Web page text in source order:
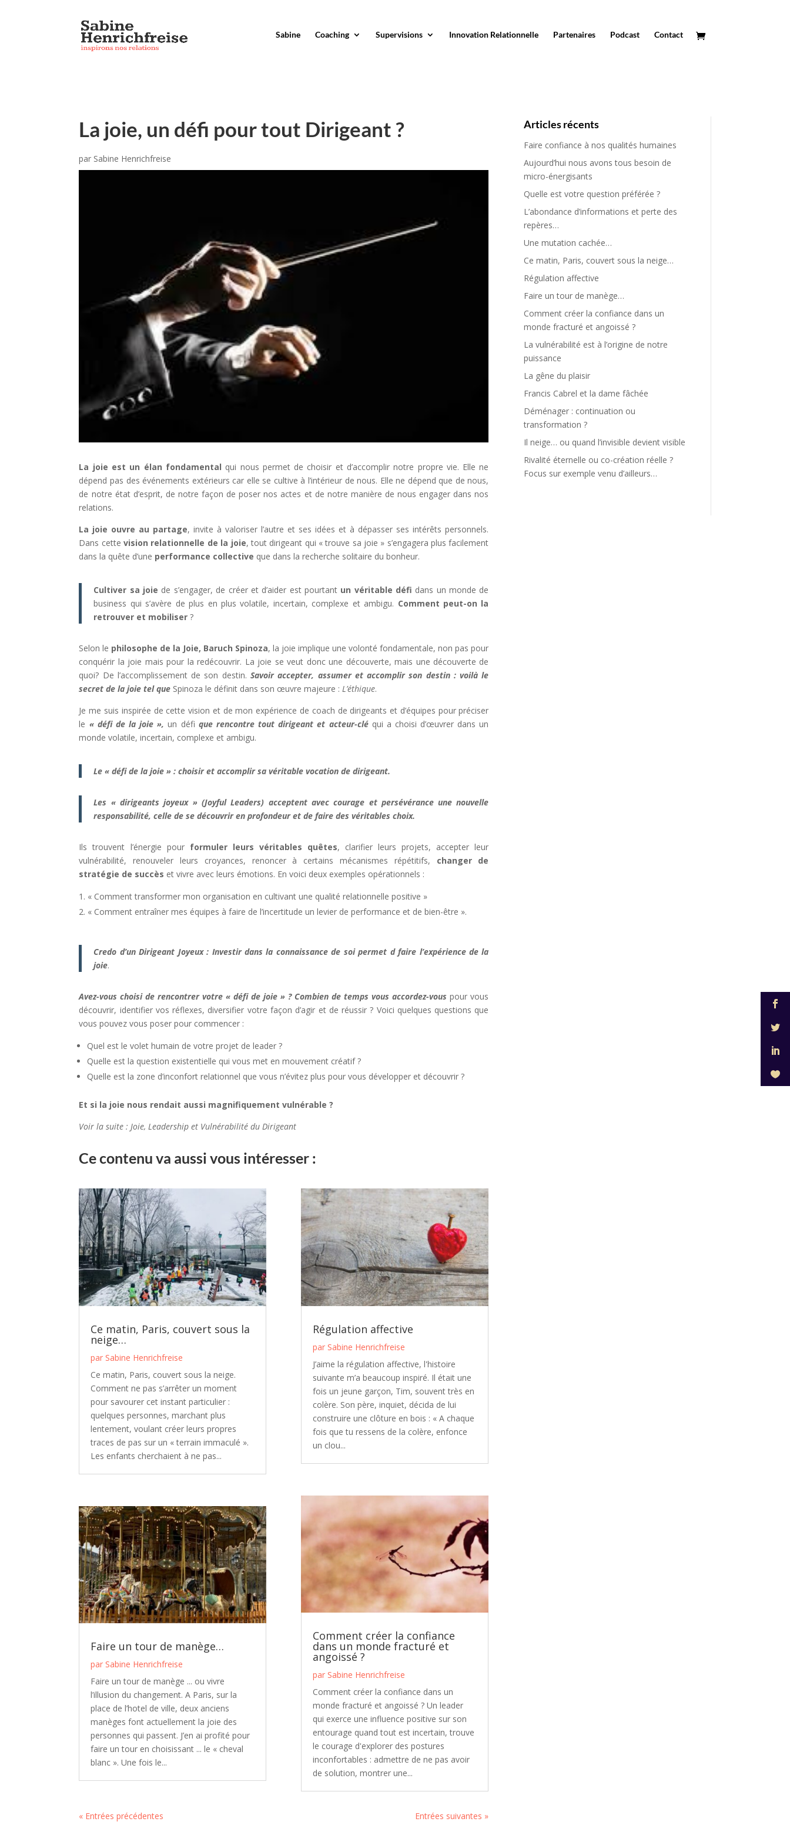
Sabine Coaching Supervisions Innovation Relationnelle Partenaires Podcast Contact
La joie, un défi pour tout Dirigeant ?
par Sabine Henrichfreise
La joie est un élan fondamental qui nous permet de choisir et d’accomplir notre propre vie. Elle ne
dépend pas des événements extérieurs car elle se cultive à l’intérieur de nous. Elle ne dépend que de nous,
de notre état d’esprit, de notre façon de poser nos actes et de notre manière de nous engager dans nos
relations.
La joie ouvre au partage, invite à valoriser l’autre et ses idées et à dépasser ses intérêts personnels.
Dans cettevision relationnelle de la joie, tout dirigeant qui « trouve sa joie » s’engagera plus facilement
dans la quête d’une performance collective que dans la recherche solitaire du bonheur.
Cultiver sa joie de s’engager, de créer et d’aider est pourtant un véritable défi dans un monde de
business qui s’avère de plus en plus volatile, incertain, complexe et ambigu. Comment peut-on la
retrouver et mobiliser?
Selon le philosophe de la Joie, Baruch Spinoza, la joie implique une volonté fondamentale, non pas pour
conquérir la joie mais pour la redécouvrir. La joie se veut donc une découverte, mais une découverte de
quoi? De l’accomplissement de son destin.Savoir accepter, assumer et accomplir son destin : voilà le
secret de la joie tel que Spinoza le définit dans son œuvre majeure :L’éthique.
Je me suis inspirée de cette vision et de mon expérience de coach de dirigeants et d’équipes pour préciser
le « défi de la joie »,un défi que rencontre tout dirigeant et acteur-clé qui a choisi d’œuvrer dans un
monde volatile, incertain, complexe et ambigu.
Le « défi de la joie » :choisir et accomplir sa véritable vocation de dirigeant.
Les « dirigeants joyeux » (Joyful Leaders) acceptent avec courage et persévérance une nouvelle
responsabilité, celle de se découvrir en profondeur et de faire des véritables choix.
Ils trouvent l’énergie pour formuler leurs véritables quêtes, clarifier leurs projets, accepter leur
vulnérabilité, renouveler leurs croyances, renoncer à certains mécanismes répétitifs, changer de
stratégie de succès et vivre avec leurs émotions. En voici deux exemples opérationnels :
« Comment transformer mon organisation en cultivant une qualité relationnelle positive »
« Comment entraîner mes équipes à faire de l’incertitude un levier de performance et de bien-être ».
Credo d’un Dirigeant Joyeux: Investir dans la connaissance de soi permet d faire l’expérience de la
joie.
Avez-vous choisi de rencontrer votre « défi de joie » ? Combien de temps vous accordez-vous pour vous
découvrir, identifier vos réflexes, diversifier votre façon d’agir et de réussir ? Voici quelques questions que
vous pouvez vous poser pour commencer :
Quel est le volet humain de votre projet de leader ?
Quelle est la question existentielle qui vous met en mouvement créatif ?
Quelle est la zone d’inconfort relationnel que vous n’évitez plus pour vous développer et découvrir ?
Et si la joie nous rendait aussi magnifiquement vulnérable ?
Voir la suite : Joie, Leadership et Vulnérabilité du Dirigeant
Ce contenu va aussi vous intéresser :
Ce matin, Paris, couvert sous la
neige…
par Sabine Henrichfreise
Ce matin, Paris, couvert sous la neige.
Comment ne pas s’arrêter un moment
pour savourer cet instant particulier :
quelques personnes, marchant plus
lentement, voulant créer leurs propres
traces de pas sur un « terrain immaculé ».
Les enfants cherchaient à ne pas...
Faire un tour de manège…
par Sabine Henrichfreise
Faire un tour de manège ... ou vivre
l’illusion du changement. A Paris, sur la
place de l’hotel de ville, deux anciens
manèges font actuellement la joie des
personnes qui passent. J’en ai profité pour
faire un tour en choisissant ... le « cheval
blanc ». Une fois le...
Régulation affective
par Sabine Henrichfreise
J’aime la régulation affective, l'histoire
suivante m’a beaucoup inspiré. Il était une
fois un jeune garçon, Tim, souvent très en
colère. Son père, inquiet, décida de lui
construire une clôture en bois : « A chaque
fois que tu ressens de la colère, enfonce
un clou...
Comment créer la confiance
dans un monde fracturé et
angoissé ?
par Sabine Henrichfreise
Comment créer la confiance dans un
monde fracturé et angoissé ? Un leader
qui exerce une influence positive sur son
entourage quand tout est incertain, trouve
le courage d'explorer des postures
inconfortables : admettre de ne pas avoir
de solution, montrer une...
« Entrées précédentes Entrées suivantes »
Articles récents
Faire confiance à nos qualités humaines
Aujourd’hui nous avons tous besoin de
micro-énergisants
Quelle est votre question préférée ?
L’abondance d’informations et perte des
repères…
Une mutation cachée…
Ce matin, Paris, couvert sous la neige…
Régulation affective
Faire un tour de manège…
Comment créer la confiance dans un
monde fracturé et angoissé ?
La vulnérabilité est à l’origine de notre
puissance
La gêne du plaisir
Francis Cabrel et la dame fâchée
Déménager : continuation ou
transformation ?
Il neige… ou quand l’invisible devient visible
Rivalité éternelle ou co-création réelle ?
Focus sur exemple venu d’ailleurs…